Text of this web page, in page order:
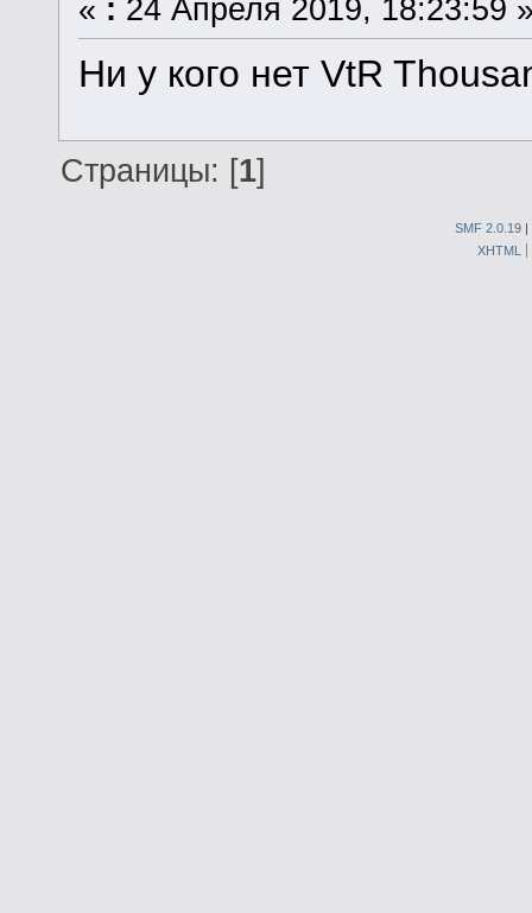
« : 24 Апреля 2019, 18:23:59
Ни у кого нет VtR
Страницы: [1]
SMF 2.0.19 |
XHTML